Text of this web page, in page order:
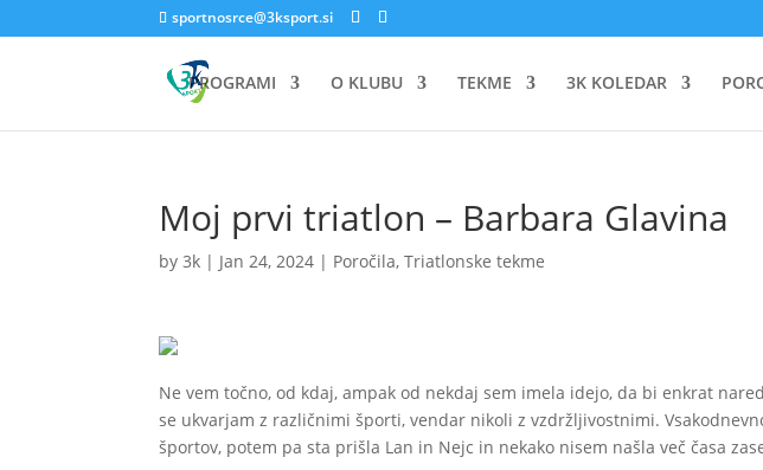
sportnosrce@3ksport.si
PROGRAMI O KLUBU TEKME 3K KOLEDAR
Moj prvi triatlon – Barbara Glavina
by3k | Jan 24, 2024 | Poročila,Triatlonske tekme
Ne vem točno, od kdaj, ampak od nekdaj sem imela idejo, da bi enkrat
se ukvarjam z različnimi športi, vendar nikoli z vzdržljivostnimi.
športov, potem pa sta prišla Lan in Nejc in nekako nisem našla več časa